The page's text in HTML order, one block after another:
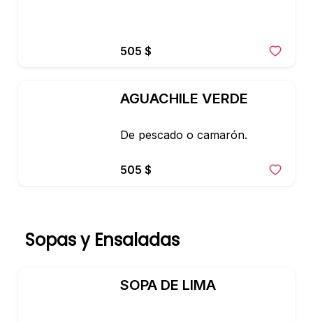
505 $
AGUACHILE VERDE
De pescado o camarón.
505 $
Sopas y Ensaladas
SOPA DE LIMA